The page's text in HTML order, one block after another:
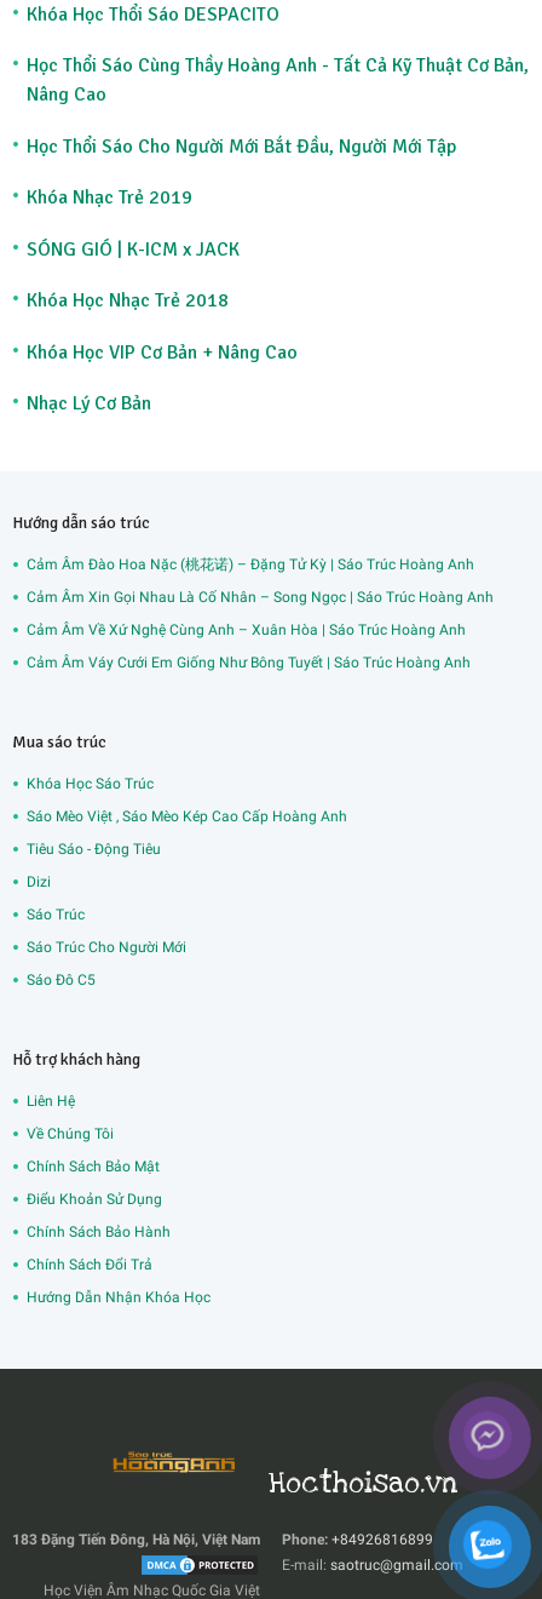
Khóa Học Thổi Sáo DESPACITO
Học Thổi Sáo Cùng Thầy Hoàng Anh - Tất Cả Kỹ Thuật Cơ Bản,
Nâng Cao
Học Thổi Sáo Cho Người Mới Bắt Đầu, Người Mới Tập
Khóa Nhạc Trẻ 2019
SÓNG GIÓ | K-ICM x JACK
Khóa Học Nhạc Trẻ 2018
Khóa Học VIP Cơ Bản + Nâng Cao
Nhạc Lý Cơ Bản
Hướng dẫn sáo trúc
Cảm Âm Đào Hoa Nặc (桃花诺) – Đặng Tử Kỳ | Sáo Trúc Hoàng Anh
Cảm Âm Xin Gọi Nhau Là Cố Nhân – Song Ngọc | Sáo Trúc Hoàng Anh
Cảm Âm Về Xứ Nghệ Cùng Anh – Xuân Hòa | Sáo Trúc Hoàng Anh
Cảm Âm Váy Cưới Em Giống Như Bông Tuyết | Sáo Trúc Hoàng Anh
Mua sáo trúc
Khóa Học Sáo Trúc
Sáo Mèo Việt , Sáo Mèo Kép Cao Cấp Hoàng Anh
Tiêu Sáo - Động Tiêu
Dizi
Sáo Trúc
Sáo Trúc Cho Người Mới
Sáo Đô C5
Hỗ trợ khách hàng
Liên Hệ
Về Chúng Tôi
Chính Sách Bảo Mật
Điểu Khoản Sử Dụng
Chính Sách Bảo Hành
Chính Sách Đổi Trả
Hướng Dẫn Nhận Khóa Học
Hocthoisao.vn
Phone: +84926816899
E-mail: saotruc@gmail.com
183 Đặng Tiến Đông, Hà Nội, Việt Nam
Học Viện Âm Nhạc Quốc Gia Việt